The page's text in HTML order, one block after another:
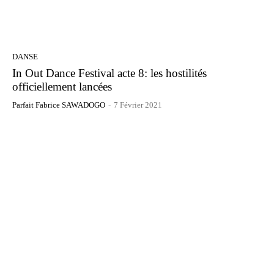
DANSE
In Out Dance Festival acte 8: les hostilités
officiellement lancées
Parfait Fabrice SAWADOGO - 7 Février 2021